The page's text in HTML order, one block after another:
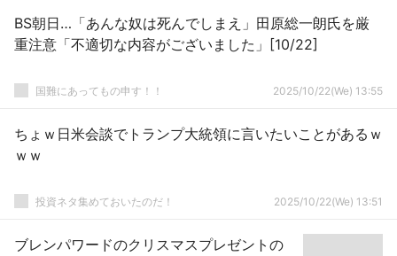
BS朝日…「あんな奴は死んでしまえ」田原総一朗氏を厳
重注意「不適切な内容がございました」[10/22]
国難にあってもの申す！！ 2025/10/22(We) 13:55
ちょｗ日米会談でトランプ大統領に言いたいことがあるｗ
ｗｗ
投資ネタ集めておいたのだ！ 2025/10/22(We) 13:51
ブレンパワードのクリスマスプレゼントの